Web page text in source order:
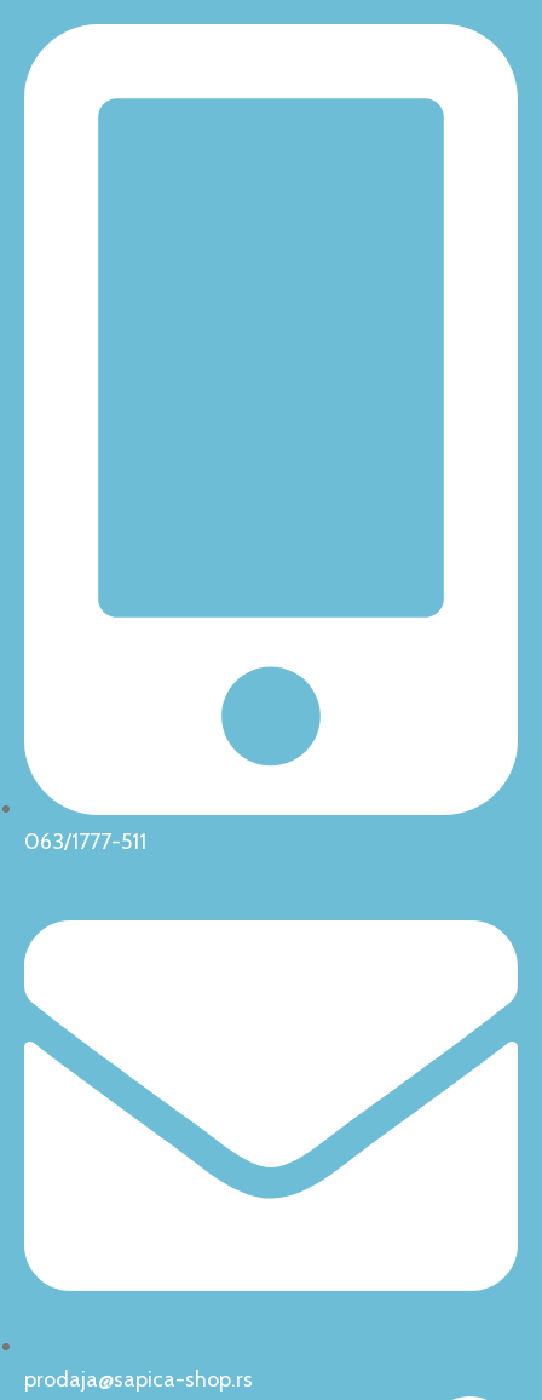
063/1777-511
prodaja@sapica-shop.rs